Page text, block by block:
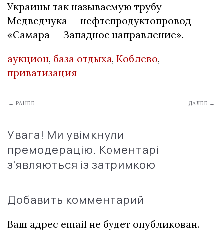
Украины так называемую трубу
Медведчука — нефтепродуктопровод
«Самара — Западное направление».
аукцион, база отдыха, Коблево,
приватизация
← РАНЕЕ ДАЛЕЕ →
Увага! Ми увімкнули
премодерацію. Коментарі
з'являються із затримкою
Добавить комментарий
Ваш адрес email не будет опубликован.